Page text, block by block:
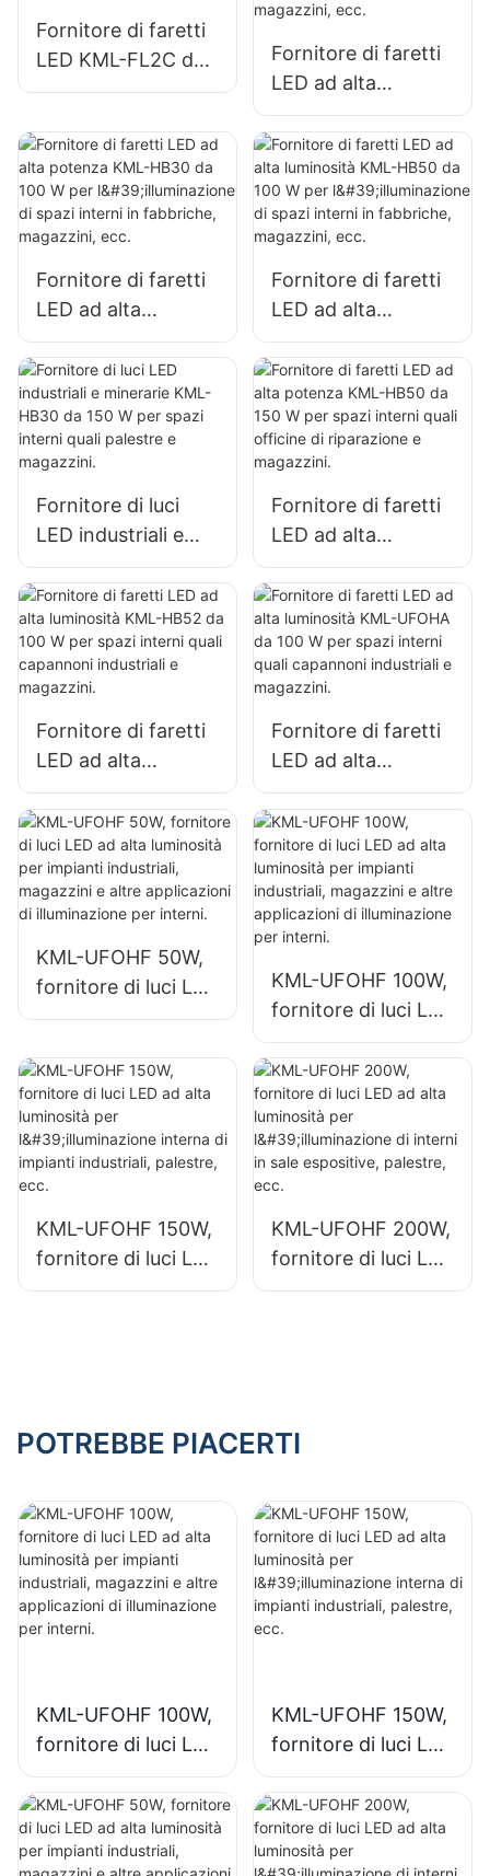
Fornitore di faretti
LED KML-FL2C da
240 W per
parcheggi e
magazzini esterni
Fornitore di faretti
LED ad alta
luminosità KML-
HB40 da 100 W per
l'illuminazione di
spazi interni in
fabbriche,
Fornitore di faretti
LED ad alta
potenza KML-HB30
da 100 W per
l'illuminazione di
spazi interni in
fabbriche,
Fornitore di faretti
LED ad alta
luminosità KML-
HB50 da 100 W per
l'illuminazione di
spazi interni in
fabbriche,
Fornitore di luci
LED industriali e
minerarie KML-
HB30 da 150 W per
spazi interni quali
palestre e
magazzini.
Fornitore di faretti
LED ad alta
potenza KML-HB50
da 150 W per spazi
interni quali officine
di riparazione e
magazzini.
Fornitore di faretti
LED ad alta
luminosità KML-
HB52 da 100 W per
spazi interni quali
capannoni
industriali e
Fornitore di faretti
LED ad alta
luminosità KML-
UFOHA da 100 W
per spazi interni
quali capannoni
industriali e
magazzini.
KML-UFOHF 50W,
fornitore di luci LED
ad alta luminosità
industriali,
magazzini e altre
applicazioni di
illuminazione per
interni.
KML-UFOHF 100W,
fornitore di luci LED
ad alta luminosità
per impianti
industriali,
magazzini e altre
applicazioni di
illuminazione per
interni.
KML-UFOHF 150W,
fornitore di luci LED
ad alta luminosità
KML-UFOHF 200W,
fornitore di luci LED
ad alta luminosità
POTREBBE PIACERTI
KML-UFOHF 100W,
fornitore di luci LED
ad alta luminosità
per impianti
industriali,
magazzini e altre
KML-UFOHF 150W,
fornitore di luci LED
ad alta luminosità
per l'illuminazione
interna di impianti
industriali, palestre,